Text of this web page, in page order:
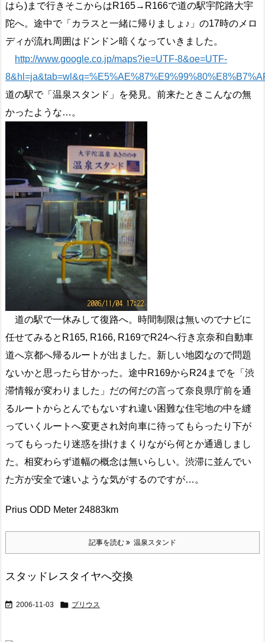
はら)まで行きそこからはR165→R166で道の駅宇陀路大宇
陀へ。途中で「カラスと一緒に帰りましょ♪」の17時のメロ
ディが流れ周囲はドンドン暗くなっていきました。
http://www.google.co.jp/maps?ie=UTF-8&oe=UTF-
道の駅で「温泉スタンド」を発見。前来たときこんなの無
かったような…。
道の駅で一休みして復路へ。時間制限は無いのでナビに
任せてみるとR165, R166, R169でR24へ行き京奈和自動車
道へ京都へ帰るルートが出ました。新しい地図なので問題
ないかと思ったら甘かった。途中R169からR24までを「渋
滞情報が変わりました」だの何だの言って奈良県庁前を通
るルートからとんでもないすれ違い困難な住宅地の中を縫
っていくルートへ変更され対向車に待ってもらったり下が
ってもらったり迷惑を掛けまくりながら何とか通過しまし
た。相変わらず道幅の概念は無いらしい。渋滞に並んでい
た方が安全で速いような気がするのですが…。
Prius ODD Meter 24883km
記事を読む 温泉スタンド
スタッドレスタイヤへ交換
 2006-11-03  プリウス